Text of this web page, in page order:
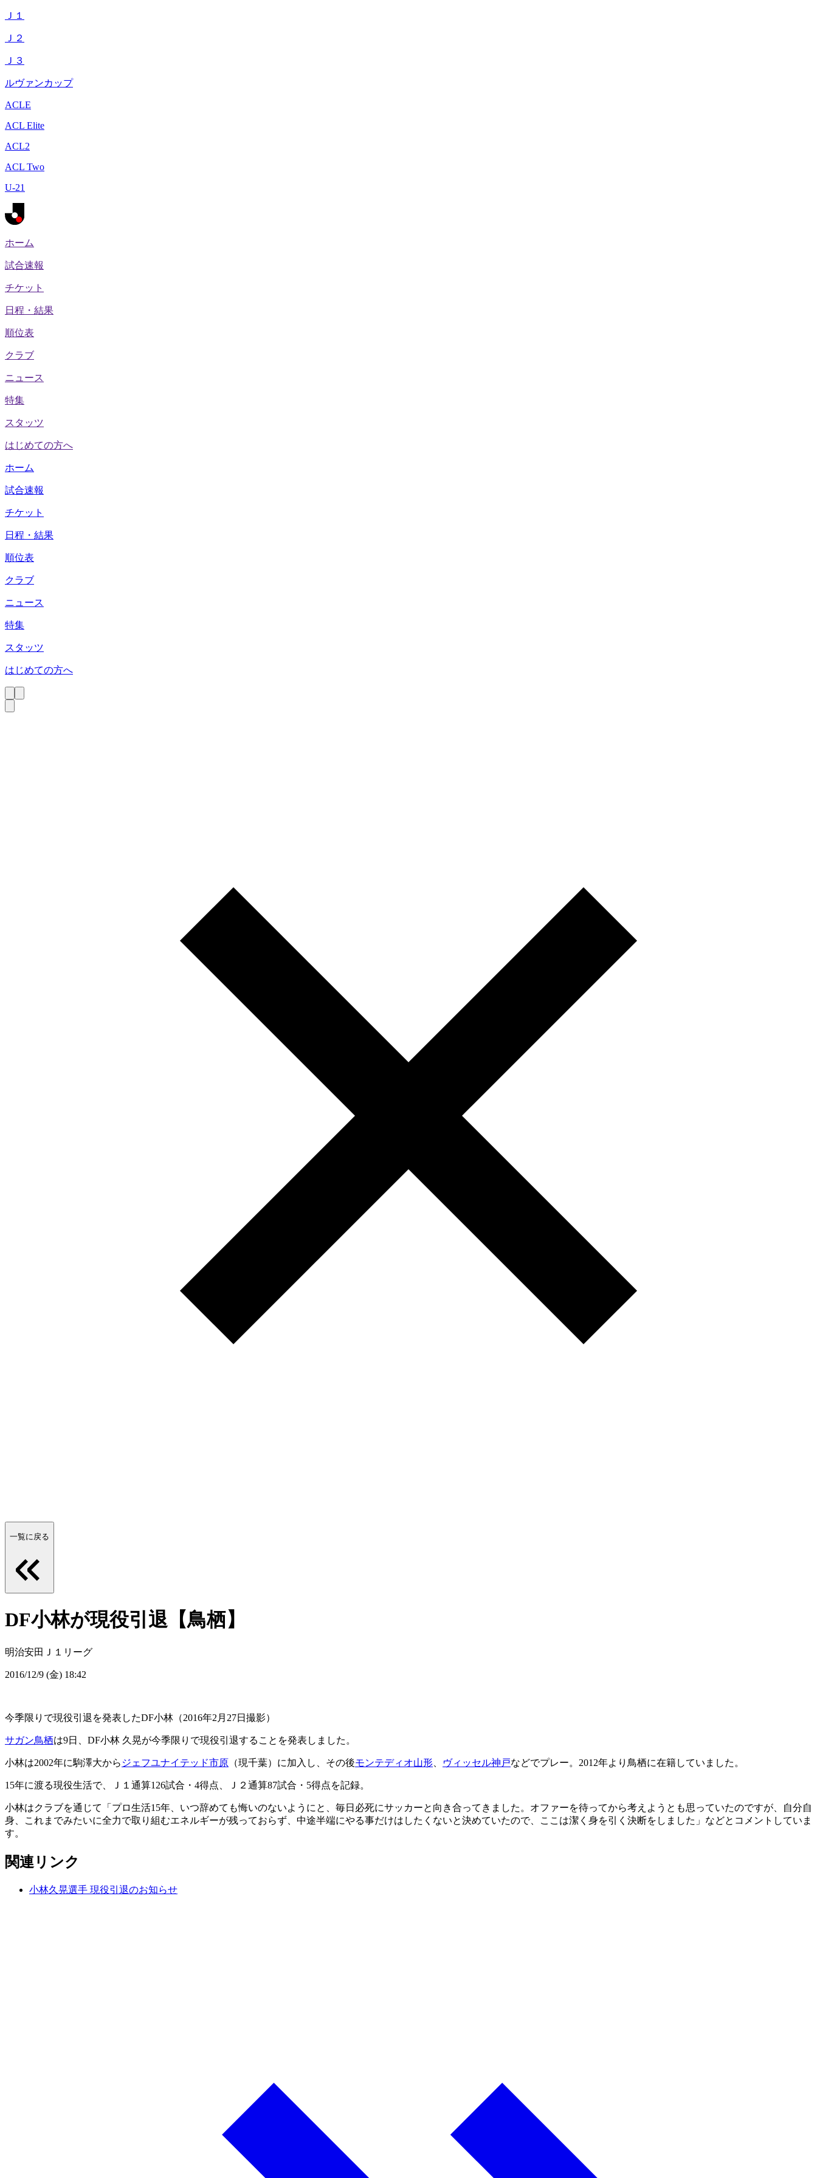
Ｊ１
Ｊ２
Ｊ３
ルヴァンカップ
ACLE
ACL Elite
ACL2
ACL Two
U-21
ホーム
試合速報
チケット
日程・結果
順位表
クラブ
ニュース
特集
スタッツ
はじめての方へ
ホーム
試合速報
チケット
日程・結果
順位表
クラブ
ニュース
特集
スタッツ
はじめての方へ
一覧に戻る
DF小林が現役引退【鳥栖】
明治安田Ｊ１リーグ
2016/12/9 (金) 18:42
今季限りで現役引退を発表したDF小林（2016年2月27日撮影）
サガン鳥栖は9日、DF小林 久晃が今季限りで現役引退することを発表しました。
小林は2002年に駒澤大から ジェフユナイテッド市原 （現千葉）に加入し、その後モンテディオ山形 ヴィッセル神戸などでプレー。2012年より鳥栖に在籍していました。
15年に渡る現役生活で、Ｊ１通算126試合・4得点、Ｊ２通算87試合・5得点を記録。
小林はクラブを通じて「プロ生活15年、いつ辞めても悔いのないようにと、毎日必死にサッカーと向き合ってきました。オファーを待ってから考えようとも思っていたのですが、自分自
身、これまでみたいに全力で取り組むエネルギーが残っておらず、中途半端にやる事だけはしたくないと決めていたので、ここは潔く身を引く決断をしました」などとコメントしていま
す。
関連リンク
小林久晃選手 現役引退のお知らせ